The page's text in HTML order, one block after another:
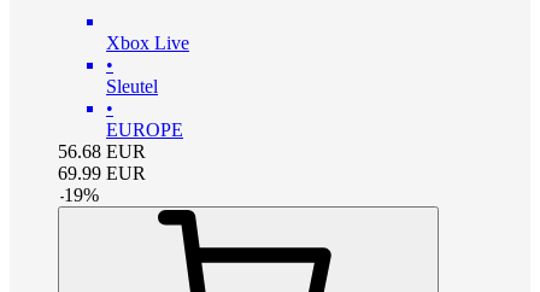
Xbox Live
•
Sleutel
•
EUROPE
56.68 EUR
69.99 EUR
-19%